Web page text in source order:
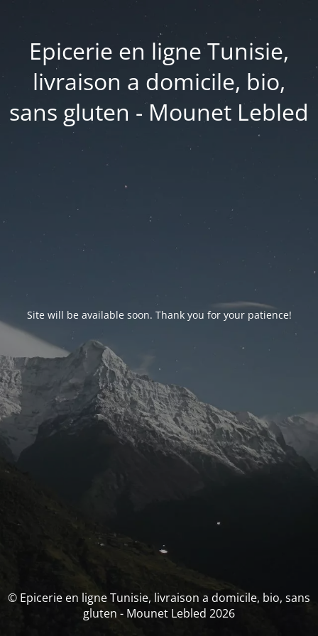
Epicerie en ligne Tunisie,
livraison a domicile, bio,
sans gluten - Mounet Lebled
Site will be available soon. Thank you for your patience!
© Epicerie en ligne Tunisie, livraison a domicile, bio, sans
gluten - Mounet Lebled 2026